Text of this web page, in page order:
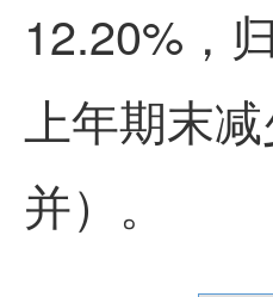
12.20%，
上年期末
并）。